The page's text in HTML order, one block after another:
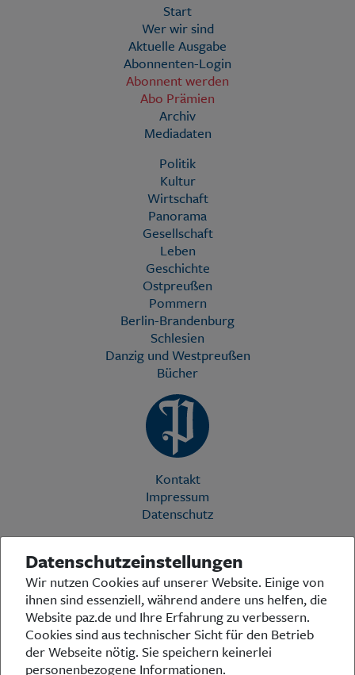
Start
Wer wir sind
Aktuelle Ausgabe
Abonnenten-Login
Abonnent werden
Abo Prämien
Archiv
Mediadaten
Politik
Kultur
Wirtschaft
Panorama
Gesellschaft
Leben
Geschichte
Ostpreußen
Pommern
Berlin-Brandenburg
Schlesien
Danzig und Westpreußen
Bücher
Kontakt
Impressum
Datenschutz
Die Preußische Allgemeine Zeitung (PAZ) ist eine einzigartige Stimme
in der deutschen Medienlandschaft. Woche für Woche berichtet sie
über das aktuelle Zeitgeschehen in Politik, Kultur und Wirtschaft und
bezieht zu den grundlegenden Entwicklungen unserer Gesellschaft
Stellung. In ihrer Arbeit fühlt sich die Redaktion dem traditionellen
preußischen Wertekanon verpflichtet: Das alte Preußen stand und
steht für religiöse und weltanschauliche Toleranz, für Heimatliebe
Datenschutzeinstellungen
Wir nutzen Cookies auf unserer Website. Einige von
ihnen sind essenziell, während andere uns helfen, die
Website paz.de und Ihre Erfahrung zu verbessern.
Cookies sind aus technischer Sicht für den Betrieb
der Webseite nötig. Sie speichern keinerlei
personenbezogene Informationen.